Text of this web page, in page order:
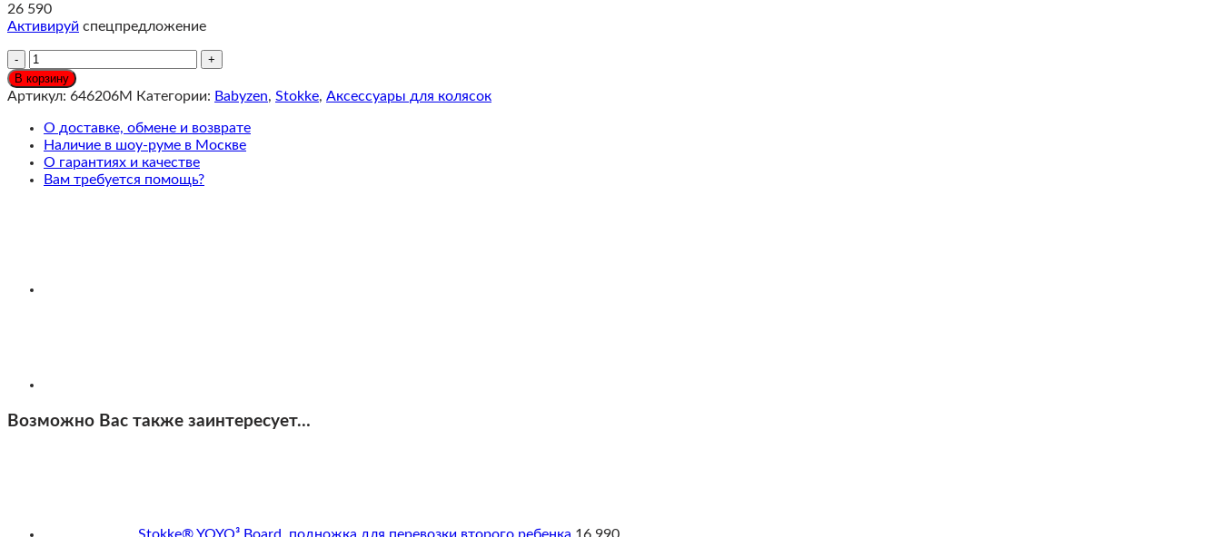
26 590
Активируй спецпредложение
Количество
Stokke®
YOYO³
Pack
Комплект
люльки
для
В корзину
Артикул: 646206M Категории: Babyzen, Stokke, Аксессуары для колясок
О доставке, обмене и возврате
Наличие в шоу-руме в Москве
О гарантиях и качестве
Вам требуется помощь?
Возможно Вас также заинтересует…